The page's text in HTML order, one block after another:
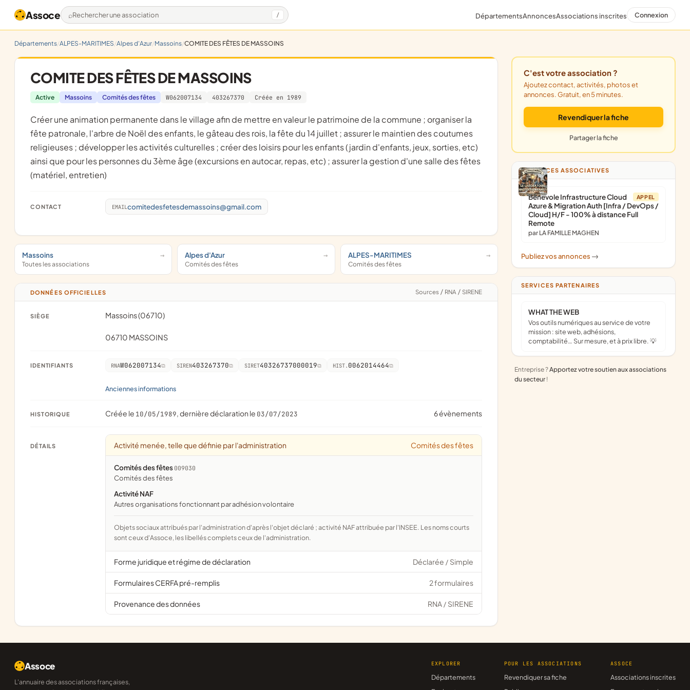
Assoce Rechercher une association / DépartementsAnnoncesAssociations inscrites Connexion
Départements ALPES-MARITIMES Alpes d'Azur Massoins COMITE DES FÊTES DE MASSOINS
COMITE DES FÊTES DE MASSOINS
Active Massoins Comités des fêtes W062007134 403267370 Créée en 1989
créer une animation permanente dans le village afin de mettre en valeur le patrimoine de la commune ; organiser la
fête patronale, l'arbre de Noël des enfants, le gâteau des rois, la fête du 14 juillet ; assurer le maintien des coutumes
religieuses ; développer les activités culturelles ; créer des loisirs pour les enfants (jardin d'enfants, jeux, sorties, etc)
ainsi que pour les personnes du 3ème âge (excursions en autocar, repas, etc) ; assurer la gestion d'une salle des fêtes
(matériel, entretien)
CONTACT EMAIL comitedesfetesdemassoins@gmail.com
Massoins
Toutes les associations
Alpes d'Azur
Comités des fêtes
ALPES-MARITIMES
Comités des fêtes
DONNÉES OFFICIELLES Sources / RNA / SIRENE
SIÈGE Massoins (06710)
06710 MASSOINS
IDENTIFIANTS RNAW062007134 SIREN403267370 SIRET40326737000019 HIST. 0062014464
Anciennes informations
HISTORIQUE Créée le 10/05/1989, dernière déclaration le 03/07/2023 6 évènements
DÉTAILS Activité menée, telle que définie par l'administration Comités des fêtes
Comités des fêtes 009030
comités des fêtes
Activité NAF
Autres organisations fonctionnant par adhésion volontaire
Objets sociaux attribués par l'administration d'après l'objet déclaré ; activité NAF attribuée par l'INSEE. Les noms courts
sont ceux d'Assoce, les libellés complets ceux de l'administration.
Forme juridique et régime de déclaration Déclarée / Simple
Formulaires CERFA pré-remplis 2 formulaires
Provenance des données RNA / SIRENE
C'est votre association ?
Ajoutez contact, activités, photos et
annonces. Gratuit, en 5 minutes.
Revendiquer la fiche
Partager la fiche
ANNONCES ASSOCIATIVES
APPEL
Bénévole Infrastructure Cloud
Azure & Migration Auth [Infra / DevOps /
Cloud] H/F - 100% à distance Full
Remote
par LA FAMILLE MAGHEN
Publiez vos annonces ->
SERVICES PARTENAIRES
WHAT THE WEB
Vos outils numériques au service de votre
mission : site web, adhésions,
comptabilité… Sur mesure, et à prix libre. 💡
Entreprise ?Apportez votre soutien aux associations
du secteur !
Assoce
L'annuaire des associations françaises,
EXPLORER
Départements
POUR LES ASSOCIATIONS
Revendiquer sa fiche
ASSOCE
Associations inscrites